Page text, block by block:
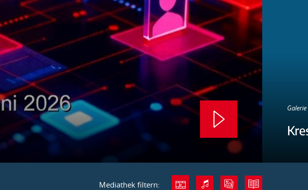
Mediathek filtern: